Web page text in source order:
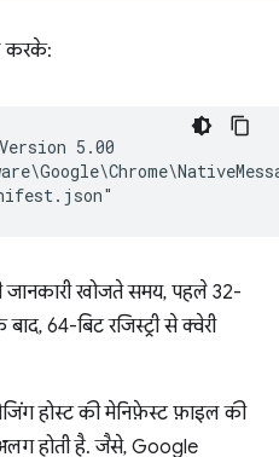
करके:
5.00
जानकारी खोजते समय, पहले 32-
64-बिट रजिस्ट्री से क्वेरी
होस्ट की मेनिफ़ेस्ट फ़ाइल की
होती है. जैसे, Google